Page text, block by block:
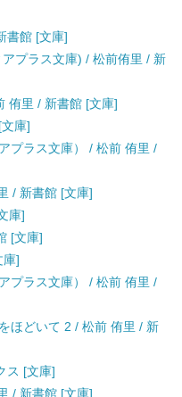
書館 [文庫]
プラス文庫) / 松前侑里 / 新
侑里 / 新書館 [文庫]
庫]
プラス文庫） / 松前 侑里 /
/ 新書館 [文庫]
庫]
[文庫]
庫]
プラス文庫） / 松前 侑里 /
ほどいて 2 / 松前 侑里 / 新
ス [文庫]
/ 新書館 [文庫]